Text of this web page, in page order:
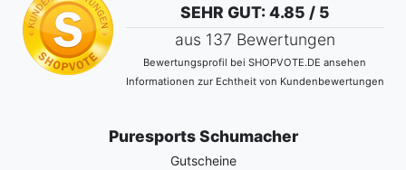
SEHR GUT: 4.85 / 5
aus 137 Bewertungen
Bewertungsprofil bei SHOPVOTE.DE ansehen
Informationen zur Echtheit von Kundenbewertungen
Puresports Schumacher
Gutscheine